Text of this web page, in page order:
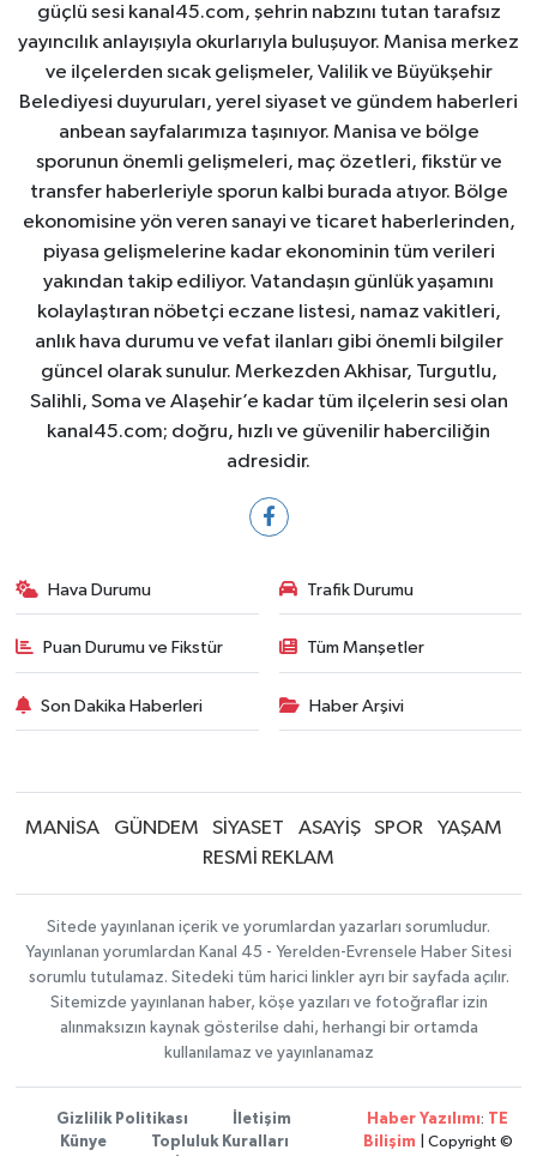
güçlü sesi kanal45.com, şehrin nabzını tutan tarafsız
yayıncılık anlayışıyla okurlarıyla buluşuyor. Manisa merkez
ve ilçelerden sıcak gelişmeler, Valilik ve Büyükşehir
Belediyesi duyuruları, yerel siyaset ve gündem haberleri
anbean sayfalarımıza taşınıyor. Manisa ve bölge
sporunun önemli gelişmeleri, maç özetleri, fikstür ve
transfer haberleriyle sporun kalbi burada atıyor. Bölge
ekonomisine yön veren sanayi ve ticaret haberlerinden,
piyasa gelişmelerine kadar ekonominin tüm verileri
yakından takip ediliyor. Vatandaşın günlük yaşamını
kolaylaştıran nöbetçi eczane listesi, namaz vakitleri,
anlık hava durumu ve vefat ilanları gibi önemli bilgiler
güncel olarak sunulur. Merkezden Akhisar, Turgutlu,
Salihli, Soma ve Alaşehir’e kadar tüm ilçelerin sesi olan
kanal45.com; doğru, hızlı ve güvenilir haberciliğin
adresidir.
Hava Durumu Trafik Durumu
Puan Durumu ve Fikstür Tüm Manşetler
Son Dakika Haberleri Haber Arşivi
MANİSA GÜNDEM SİYASET ASAYİŞ SPOR
YAŞAM
RESMİ REKLAM
Sitede yayınlanan içerik ve yorumlardan yazarları sorumludur.
Yayınlanan yorumlardan Kanal 45 - Yerelden-Evrensele Haber Sitesi
sorumlu tutulamaz. Sitedeki tüm harici linkler ayrı bir sayfada açılır.
Sitemizde yayınlanan haber, köşe yazıları ve fotoğraflar izin
alınmaksızın kaynak gösterilse dahi, herhangi bir ortamda
kullanılamaz ve yayınlanamaz
Gizlilik Politikası
İletişim
Künye
Topluluk Kuralları
Haber Yazılımı: TE
Bilişim | Copyright ©